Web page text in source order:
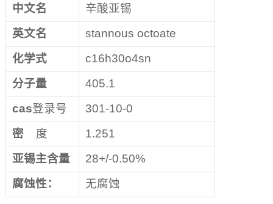
中文名
辛酸亚锡
英文名
stannous octoate
化学式
c16h30o4sn
分子量
405.1
cas登录号
301-10-0
密度
1.251
亚锡主含量
28+/-0.50%
腐蚀性：
无腐蚀